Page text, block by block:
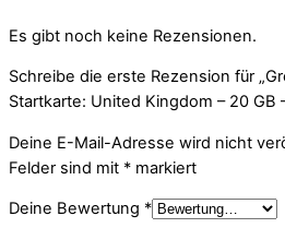
Es gibt noch keine Rezensionen.
Schreibe die erste Rezension für
Startkarte: United Kingdom – 20 GB
Deine E-Mail-Adresse wird nicht
Felder sind mit * markiert
Deine Bewertung *